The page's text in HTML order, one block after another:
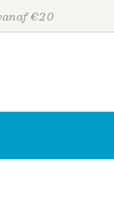
€20
Personen